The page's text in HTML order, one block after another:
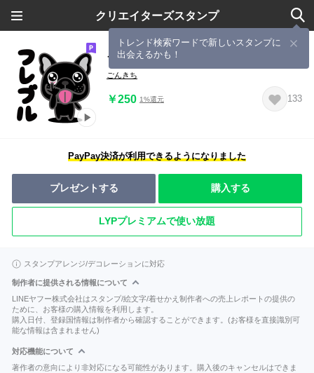
クリエイターズスタンプ
トレンド検索ワードで新しいスタンプに
出会えるかも！
フレブルの動くスタンプ♡ブリンドル
ごんきち
￥250 1%還元 133
PayPay決済が利用できるようになりました
プレゼントする 購入する
LYPプレミアムで使い放題
スタンプアレンジ/デコレーションに対応
制作者に提供される情報について
LINEヤフー株式会社はスタンプ/絵文字/着せかえ制作者への売上レポートの提供の
ために、お客様の購入情報を利用します。
購入日付、登録国情報は制作者から確認することができます。(お客様を直接識別可
能な情報は含まれません)
対応機能について
著作者の意向により非対応になる可能性があります。購入後のキャンセルはできま